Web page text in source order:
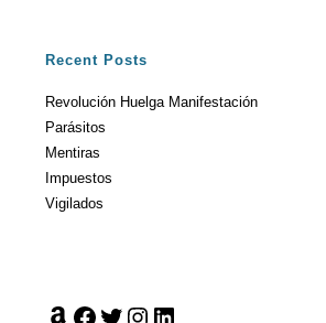
Recent Posts
Revolución Huelga Manifestación
Parásitos
Mentiras
Impuestos
Vigilados